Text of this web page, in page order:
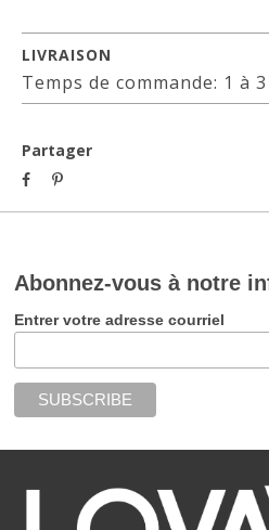
LIVRAISON
Temps de commande: 1 à
Partager
Abonnez-vous à notre
Entrer votre adresse courriel